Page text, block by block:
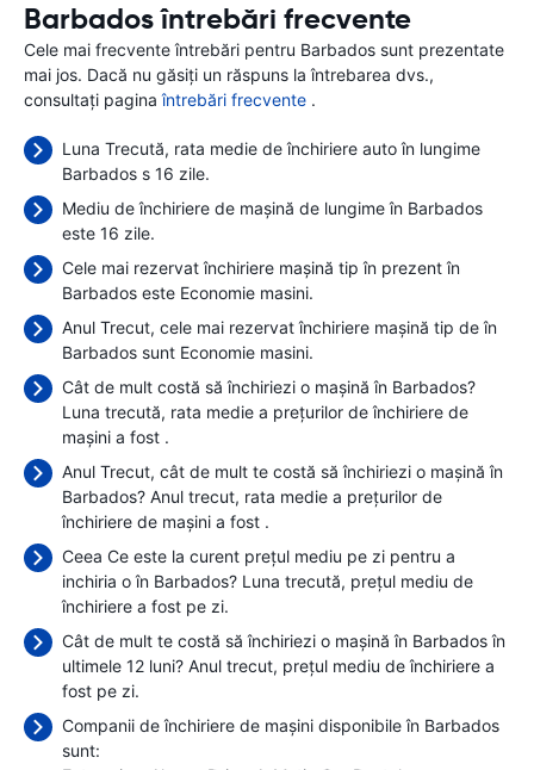
Barbados întrebări frecvente
Cele mai frecvente întrebări pentru Barbados sunt prezentate
mai jos. Dacă nu găsiți un răspuns la întrebarea dvs.,
consultați paginaîntrebări frecvente .
Luna Trecută, rata medie de închiriere auto în lungime
Barbados s 16 zile.
Mediu de închiriere de mașină de lungime în Barbados
este 16 zile.
Cele mai rezervat închiriere mașină tip în prezent în
Barbados este Economie masini.
Anul Trecut, cele mai rezervat închiriere mașină tip de în
Barbados sunt Economie masini.
Cât de mult costă să închiriezi o mașină în Barbados?
Luna trecută, rata medie a prețurilor de închiriere de
mașini a fost .
Anul Trecut, cât de mult te costă să închiriezi o mașină în
Barbados? Anul trecut, rata medie a prețurilor de
închiriere de mașini a fost .
Ceea Ce este la curent prețul mediu pe zi pentru a
inchiria o în Barbados? Luna trecută, prețul mediu de
închiriere a fost pe zi.
Cât de mult te costă să închiriezi o mașină în Barbados în
ultimele 12 luni? Anul trecut, prețul mediu de închiriere a
fost pe zi.
Companii de închiriere de mașini disponibile în Barbados
sunt: